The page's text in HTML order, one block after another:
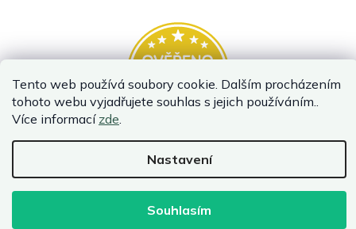
Tento web používá soubory cookie. Dalším procházením
tohoto webu vyjadřujete souhlas s jejich používáním..
Více informací zde.
Nastavení
Souhlasím
Infolinka je z technických příčin nedostupná. Kontaktujte
Vytvořil Shoptet